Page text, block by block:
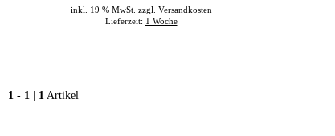
inkl. 19 % MwSt. zzgl. Versandkosten
Lieferzeit: 1 Woche
1 - 1 | 1 Artikel